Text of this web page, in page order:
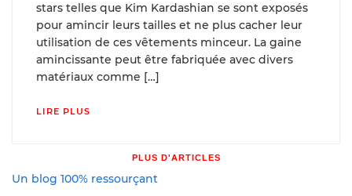
stars telles que Kim Kardashian se sont exposés
pour amincir leurs tailles et ne plus cacher leur
utilisation de ces vêtements minceur. La gaine
amincissante peut être fabriquée avec divers
matériaux comme […]
LIRE PLUS
PLUS D'ARTICLES
Un blog 100% ressourçant